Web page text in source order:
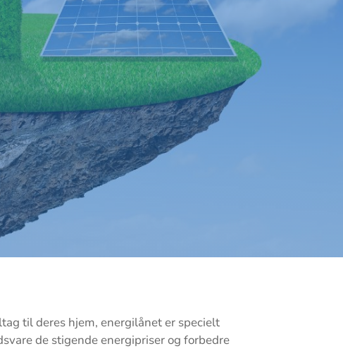
til deres hjem, energilånet er specielt
de stigende energipriser og forbedre